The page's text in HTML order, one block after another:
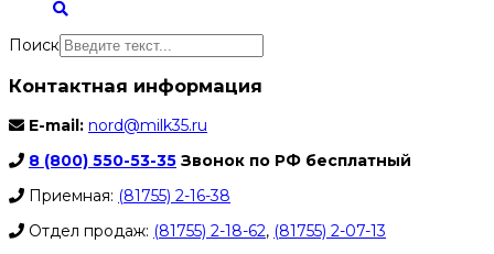
Поиск
Контактная информация
E-mail: nord@milk35.ru
8 (800) 550-53-35 Звонок по РФ бесплатный
Приемная: (81755) 2-16-38
Отдел продаж: (81755) 2-18-62, (81755) 2-07-13